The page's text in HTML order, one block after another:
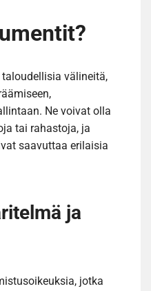
välineitä,
Ne voivat olla
tai rahastoja, ja
saavuttaa erilaisia
ja
jotka